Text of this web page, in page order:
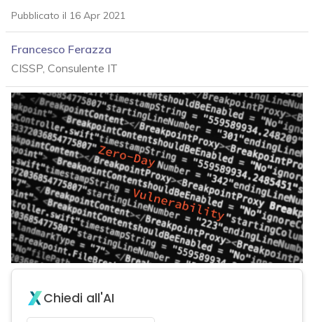
Pubblicato il 16 Apr 2021
Francesco Ferazza
CISSP, Consulente IT
Chiedi all'AI